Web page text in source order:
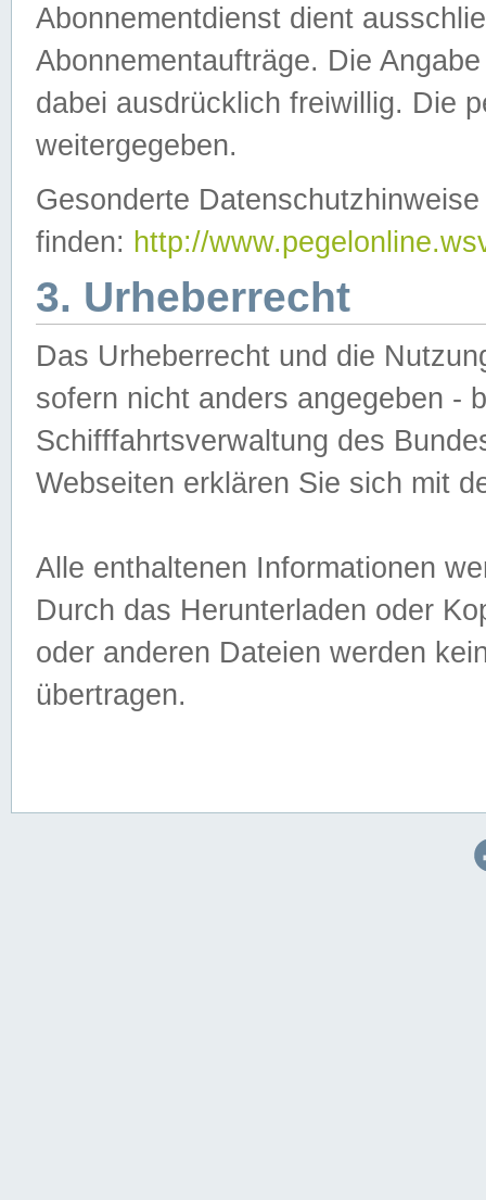
Abonnementdienst dient
Abonnementaufträge. Die
dabei ausdrücklich freiwillig. Die
weitergegeben.
Gesonderte
finden: http://
3. Urheberrecht
Das Urheberrecht und die
sofern nicht anders angegeben -
Schifffahrtsverwaltung des
Webseiten erklären Sie sich mit
Alle enthaltenen Informationen
Durch das Herunterladen oder
oder anderen Dateien werden
übertragen.